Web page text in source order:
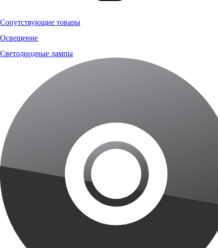
Сопутствующие товары
Освещение
Светодиодные лампы